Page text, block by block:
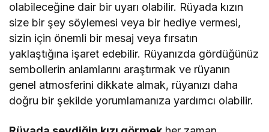
olabileceğine dair bir uyarı olabilir. Rüyada kızın
size bir şey söylemesi veya bir hediye vermesi,
sizin için önemli bir mesaj veya fırsatın
yaklaştığına işaret edebilir. Rüyanızda gördüğünüz
sembollerin anlamlarını araştırmak ve rüyanın
genel atmosferini dikkate almak, rüyanızı daha
doğru bir şekilde yorumlamanıza yardımcı olabilir.